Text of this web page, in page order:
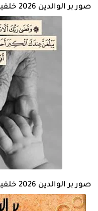
صور بر الوالدين 2026 خلفيات متوب عليها عبارات عن الوالدين
صور بر الوالدين 2026 خلفيات متوب عليها عبارات عن الوالدين